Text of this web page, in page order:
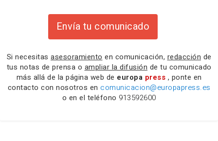
Envía tu comunicado
Si necesitas asesoramiento en comunicación, redacción de
tus notas de prensa o ampliar la difusión de tu comunicado
más allá de la página web de europa press , ponte en
contacto con nosotros en comunicacion@europapress.es
o en el teléfono 913592600